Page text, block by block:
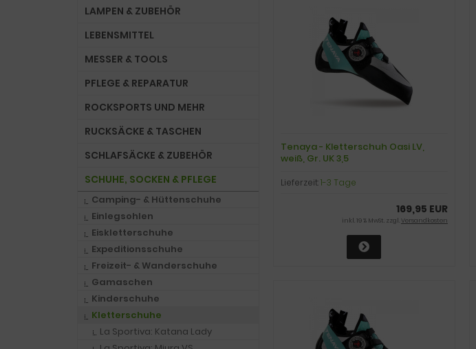
Tenaya - Kletterschuh Oasi LV,
weiß, Gr. UK 3,5
Lieferzeit:1-3 Tage
169,95 EUR
inkl. 19 % MwSt. zzgl.Versandkosten
LAMPEN & ZUBEHÖR
LEBENSMITTEL
MESSER & TOOLS
PFLEGE & REPARATUR
ROCKSPORTS UND MEHR
RUCKSÄCKE & TASCHEN
SCHLAFSÄCKE & ZUBEHÖR
SCHUHE, SOCKEN & PFLEGE
Camping- & Hüttenschuhe
Einlegsohlen
Eiskletterschuhe
Expeditionsschuhe
Freizeit- & Wanderschuhe
Gamaschen
Kinderschuhe
Kletterschuhe
La Sportiva: Katana Lady